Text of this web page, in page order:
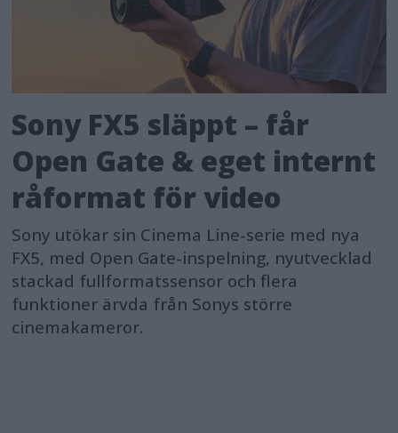
Sony FX5 släppt – får
Open Gate & eget internt
råformat för video
Sony utökar sin Cinema Line-serie med nya
FX5, med Open Gate-inspelning, nyutvecklad
stackad fullformatssensor och flera
funktioner ärvda från Sonys större
cinemakameror.